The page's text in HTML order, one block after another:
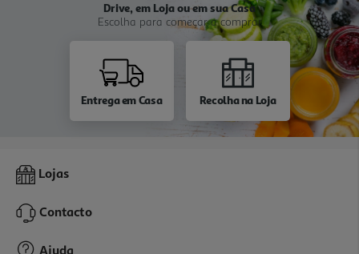
Drive, em Loja ou em sua Casa
Escolha para começar a comprar
Entrega em Casa Recolha na Loja
Lojas
Contacto
Ajuda